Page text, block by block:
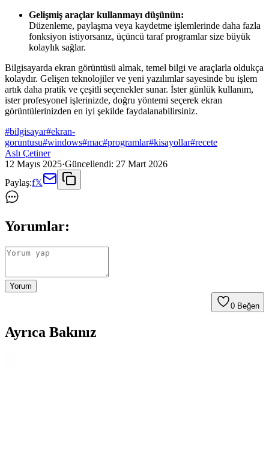
Gelişmiş araçlar kullanmayı düşünün:
Düzenleme, paylaşma veya kaydetme işlemlerinde daha fazla
fonksiyon istiyorsanız, üçüncü taraf programlar size büyük
kolaylık sağlar.
Bilgisayarda ekran görüntüsü almak, temel bilgi ve araçlarla oldukça
kolaydır. Gelişen teknolojiler ve yeni yazılımlar sayesinde bu işlem
artık daha pratik ve çeşitli seçenekler sunar. İster günlük kullanım,
ister profesyonel işlerinizde, doğru yöntemi seçerek ekran
görüntülerinizden en iyi şekilde faydalanabilirsiniz.
#bilgisayar#ekran-
goruntusu#windows#mac#programlar#kisayollar#recete
Aslı Çetiner
12 Mayıs 2025·Güncellendi: 27 Mart 2026
Paylaş:f𝕏
Yorumlar:
Yorum
0 Beğen
Ayrıca Bakınız